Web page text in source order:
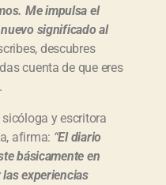
Me impulsa el
significado al
descubres
cuenta de que eres
y escritora
afirma: “El diario
básicamente en
experiencias